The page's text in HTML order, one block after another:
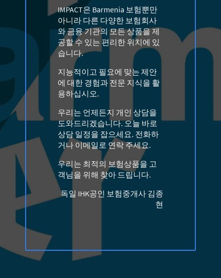
IMPACT은 Barmenia 보험뿐만
아니라 다른 다양한 보험회사
와 금융 기관의 모든 상품을 제
공할 수 있는 편리한 위치에 있
습니다.
지능적이고 필요에 맞는 제안
에 대한 경험과 전문 지식을 활
용하십시오.
우리는 언제든지 개인 상담을
도와드리겠습니다. 오늘 바로
상담 일정을 잡으세요. 전화하
거나 이메일로 연락 주세요.
우리는 최적의 보험상품을 고
객님을 위해 찾아 드립니다.
독일 IHK공인 보험중개사 김종
현